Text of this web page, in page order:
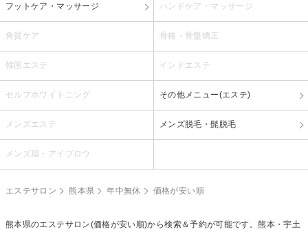
フットケア・マッサージ ハンドケア・マッサージ
角質ケア 骨格・骨盤矯正
韓国エステ インドエステ
セルフホワイトニング その他メニュー(エステ)
メンズエステ メンズ脱毛・髭脱毛
メンズ眉・アイブロウ
エステサロン 熊本県 年中無休 価格が安い順
熊本県のエステサロン(価格が安い順)から検索＆予約が可能です。熊本・宇土